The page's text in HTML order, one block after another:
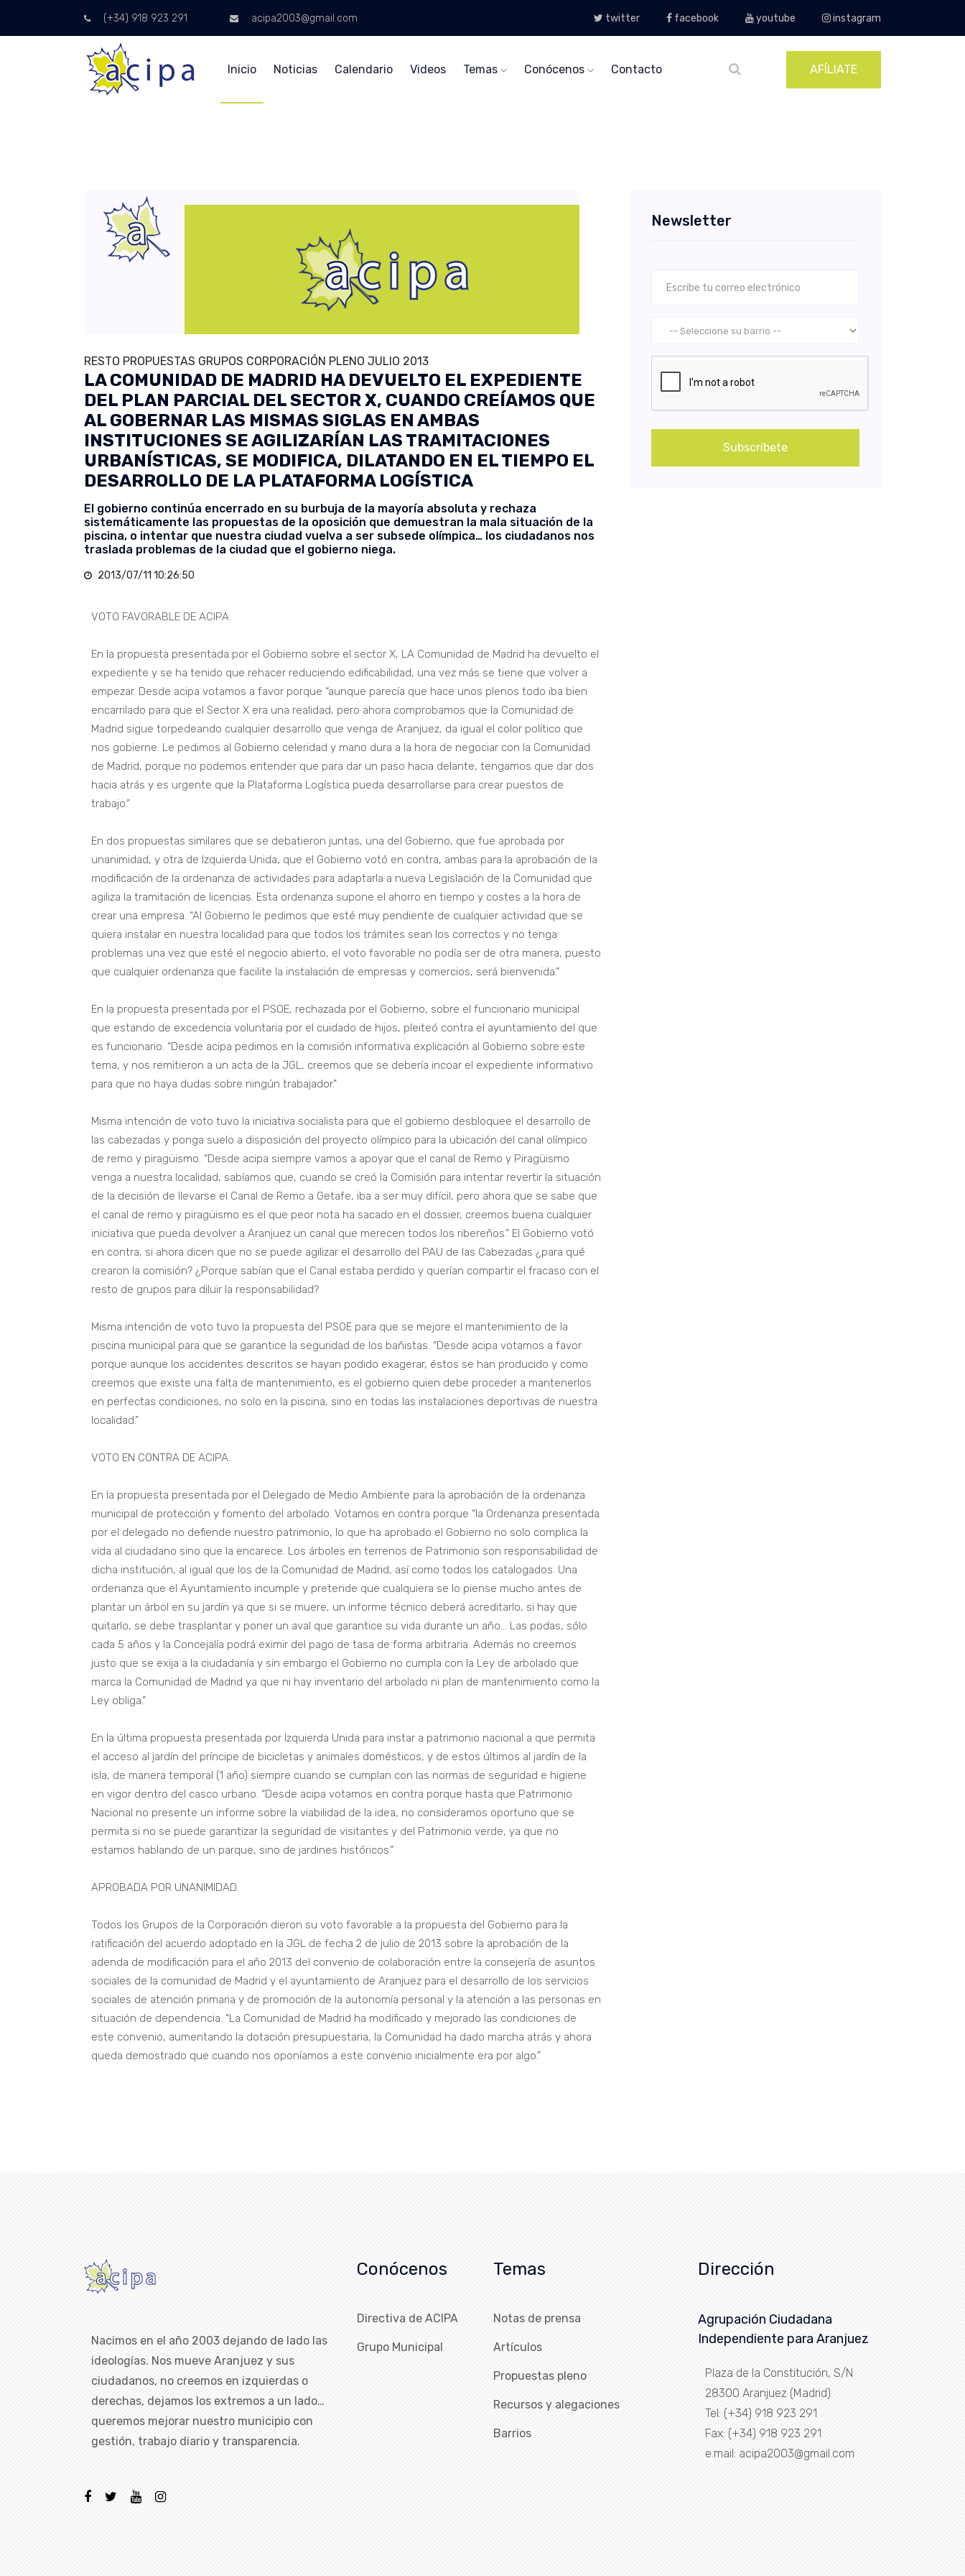
(+34) 918 923 291 acipa2003@gmail.com twitter facebook youtube instagram
Inicio Noticias Calendario Videos Temas Conócenos Contacto AFÍLIATE
RESTO PROPUESTAS GRUPOS CORPORACIÓN PLENO JULIO 2013
LA COMUNIDAD DE MADRID HA DEVUELTO EL EXPEDIENTE
DEL PLAN PARCIAL DEL SECTOR X, CUANDO CREÍAMOS QUE
AL GOBERNAR LAS MISMAS SIGLAS EN AMBAS
INSTITUCIONES SE AGILIZARÍAN LAS TRAMITACIONES
URBANÍSTICAS, SE MODIFICA, DILATANDO EN EL TIEMPO EL
DESARROLLO DE LA PLATAFORMA LOGÍSTICA
El gobierno continúa encerrado en su burbuja de la mayoría absoluta y rechaza
sistemáticamente las propuestas de la oposición que demuestran la mala situación de la
piscina, o intentar que nuestra ciudad vuelva a ser subsede olímpica… los ciudadanos nos
traslada problemas de la ciudad que el gobierno niega.
2013/07/11 10:26:50
VOTO FAVORABLE DE ACIPA.
En la propuesta presentada por el Gobierno sobre el sector X, LA Comunidad de Madrid ha devuelto el
expediente y se ha tenido que rehacer reduciendo edificabilidad, una vez más se tiene que volver a
empezar. Desde acipa votamos a favor porque “aunque parecía que hace unos plenos todo iba bien
encarrilado para que el Sector X era una realidad, pero ahora comprobamos que la Comunidad de
Madrid sigue torpedeando cualquier desarrollo que venga de Aranjuez, da igual el color político que
nos gobierne. Le pedimos al Gobierno celeridad y mano dura a la hora de negociar con la Comunidad
de Madrid, porque no podemos entender que para dar un paso hacia delante, tengamos que dar dos
hacia atrás y es urgente que la Plataforma Logística pueda desarrollarse para crear puestos de
trabajo.”
En dos propuestas similares que se debatieron juntas, una del Gobierno, que fue aprobada por
unanimidad, y otra de Izquierda Unida, que el Gobierno votó en contra, ambas para la aprobación de la
modificación de la ordenanza de actividades para adaptarla a nueva Legislación de la Comunidad que
agiliza la tramitación de licencias. Esta ordenanza supone el ahorro en tiempo y costes a la hora de
crear una empresa. “Al Gobierno le pedimos que esté muy pendiente de cualquier actividad que se
quiera instalar en nuestra localidad para que todos los trámites sean los correctos y no tenga
problemas una vez que esté el negocio abierto, el voto favorable no podía ser de otra manera, puesto
que cualquier ordenanza que facilite la instalación de empresas y comercios, será bienvenida.”
En la propuesta presentada por el PSOE, rechazada por el Gobierno, sobre el funcionario municipal
que estando de excedencia voluntaria por el cuidado de hijos, pleiteó contra el ayuntamiento del que
es funcionario. “Desde acipa pedimos en la comisión informativa explicación al Gobierno sobre este
tema, y nos remitieron a un acta de la JGL, creemos que se debería incoar el expediente informativo
para que no haya dudas sobre ningún trabajador.”
Misma intención de voto tuvo la iniciativa socialista para que el gobierno desbloquee el desarrollo de
las cabezadas y ponga suelo a disposición del proyecto olímpico para la ubicación del canal olímpico
de remo y piragüismo. “Desde acipa siempre vamos a apoyar que el canal de Remo y Piragüismo
venga a nuestra localidad, sabíamos que, cuando se creó la Comisión para intentar revertir la situación
de la decisión de llevarse el Canal de Remo a Getafe, iba a ser muy difícil, pero ahora que se sabe que
el canal de remo y piragüismo es el que peor nota ha sacado en el dossier, creemos buena cualquier
iniciativa que pueda devolver a Aranjuez un canal que merecen todos los ribereños.” El Gobierno votó
en contra, si ahora dicen que no se puede agilizar el desarrollo del PAU de las Cabezadas ¿para qué
crearon la comisión? ¿Porque sabían que el Canal estaba perdido y querían compartir el fracaso con el
resto de grupos para diluir la responsabilidad?
Misma intención de voto tuvo la propuesta del PSOE para que se mejore el mantenimiento de la
piscina municipal para que se garantice la seguridad de los bañistas. “Desde acipa votamos a favor
porque aunque los accidentes descritos se hayan podido exagerar, éstos se han producido y como
creemos que existe una falta de mantenimiento, es el gobierno quien debe proceder a mantenerlos
en perfectas condiciones, no solo en la piscina, sino en todas las instalaciones deportivas de nuestra
localidad.”
VOTO EN CONTRA DE ACIPA.
En la propuesta presentada por el Delegado de Medio Ambiente para la aprobación de la ordenanza
municipal de protección y fomento del arbolado. Votamos en contra porque “la Ordenanza presentada
por el delegado no defiende nuestro patrimonio, lo que ha aprobado el Gobierno no solo complica la
vida al ciudadano sino que la encarece. Los árboles en terrenos de Patrimonio son responsabilidad de
dicha institución, al igual que los de la Comunidad de Madrid, así como todos los catalogados. Una
ordenanza que el Ayuntamiento incumple y pretende que cualquiera se lo piense mucho antes de
plantar un árbol en su jardín ya que si se muere, un informe técnico deberá acreditarlo, si hay que
quitarlo, se debe trasplantar y poner un aval que garantice su vida durante un año… Las podas, sólo
cada 5 años y la Concejalía podrá eximir del pago de tasa de forma arbitraria. Además no creemos
justo que se exija a la ciudadanía y sin embargo el Gobierno no cumpla con la Ley de arbolado que
marca la Comunidad de Madrid ya que ni hay inventario del arbolado ni plan de mantenimiento como la
Ley obliga.”
En la última propuesta presentada por Izquierda Unida para instar a patrimonio nacional a que permita
el acceso al jardín del príncipe de bicicletas y animales domésticos, y de estos últimos al jardín de la
isla, de manera temporal (1 año) siempre cuando se cumplan con las normas de seguridad e higiene
en vigor dentro del casco urbano. “Desde acipa votamos en contra porque hasta que Patrimonio
Nacional no presente un informe sobre la viabilidad de la idea, no consideramos oportuno que se
permita si no se puede garantizar la seguridad de visitantes y del Patrimonio verde, ya que no
estamos hablando de un parque, sino de jardines históricos.”
APROBADA POR UNANIMIDAD.
Todos los Grupos de la Corporación dieron su voto favorable a la propuesta del Gobierno para la
ratificación del acuerdo adoptado en la JGL de fecha 2 de julio de 2013 sobre la aprobación de la
adenda de modificación para el año 2013 del convenio de colaboración entre la consejería de asuntos
sociales de la comunidad de Madrid y el ayuntamiento de Aranjuez para el desarrollo de los servicios
sociales de atención primaria y de promoción de la autonomía personal y la atención a las personas en
situación de dependencia. “La Comunidad de Madrid ha modificado y mejorado las condiciones de
este convenio, aumentando la dotación presupuestaria, la Comunidad ha dado marcha atrás y ahora
queda demostrado que cuando nos oponíamos a este convenio inicialmente era por algo.”
Newsletter
Subscríbete
Nacimos en el año 2003 dejando de lado las
ideologías. Nos mueve Aranjuez y sus
ciudadanos, no creemos en izquierdas o
derechas, dejamos los extremos a un lado…
queremos mejorar nuestro municipio con
gestión, trabajo diario y transparencia.
Conócenos
Directiva de ACIPA
Grupo Municipal
Temas
Notas de prensa
Artículos
Propuestas pleno
Recursos y alegaciones
Barrios
Dirección
Agrupación Ciudadana
Independiente para Aranjuez
Plaza de la Constitución, S/N
28300 Aranjuez (Madrid)
Tel: (+34) 918 923 291
Fax: (+34) 918 923 291
e.mail: acipa2003@gmail.com